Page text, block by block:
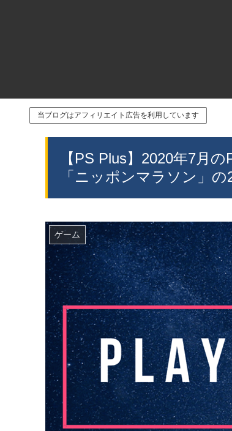
当ブログはアフィリエイト広告を利用しています
【PS Plus】2020年7月
「ニッポンマラソン」
ゲーム